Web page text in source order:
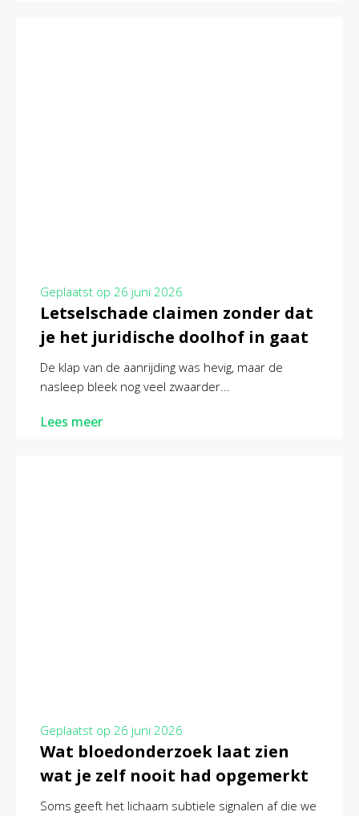
Geplaatst op 26 juni 2026
Letselschade claimen zonder dat
je het juridische doolhof in gaat
De klap van de aanrijding was hevig, maar de
nasleep bleek nog veel zwaarder...
Lees meer
Geplaatst op 26 juni 2026
Wat bloedonderzoek laat zien
wat je zelf nooit had opgemerkt
Soms geeft het lichaam subtiele signalen af die we